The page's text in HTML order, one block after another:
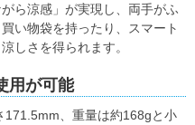
ら涼感」が実現し、両手がふ
い物袋を持ったり、スマート
しさを得られます。
用が可能
、重量は約168gと小